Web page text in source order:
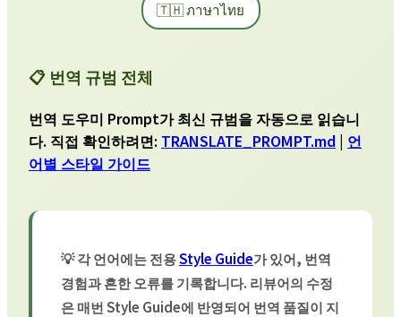
🇹🇭 ภาษาไทย
📋 번역 규범 전체
번역 도우미 Prompt가 최신 규범을 자동으로 읽습니
다. 직접 확인하려면: TRANSLATE_PROMPT.md | 언
어별 스타일 가이드
💡 각 언어에는 전용Style Guide가 있어, 번역
경험과 흔한 오류를 기록합니다. 리뷰어의 수정
은 매번 Style Guide에 반영되어 번역 품질이 지